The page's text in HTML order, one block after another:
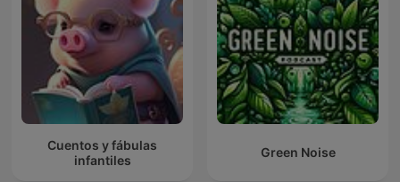
Cuentos y fábulas
infantiles
Green Noise